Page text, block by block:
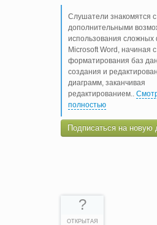
Слушатели знакомятся с
дополнительными
использования сложных
Microsoft Word, начиная с
форматирования баз
создания и
диаграмм, заканчивая
редактированием..
полностью
Подписаться на новую
?
ОТКРЫТАЯ